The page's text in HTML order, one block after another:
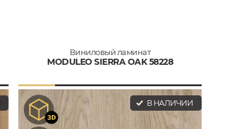
Виниловый ламинат
MODULEO SIERRA OAK 58228
В НАЛИЧИИ